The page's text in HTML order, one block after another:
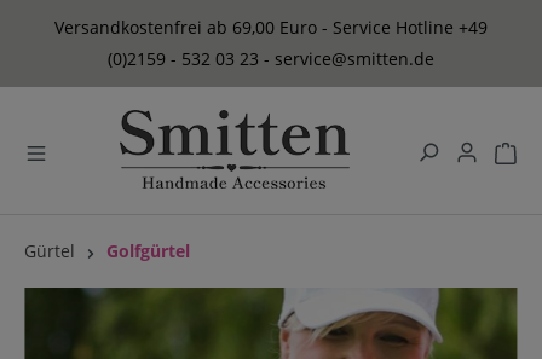
springen
Versandkostenfrei ab 69,00 Euro - Service Hotline +49
(0)2159 - 532 03 23 - service@smitten.de
Gürtel Golfgürtel
Bildergalerie überspringen